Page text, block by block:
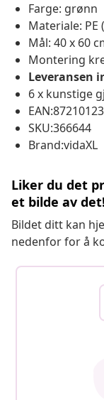
Farge: grønn
Materiale: PE
Mål: 40 x 60
Montering
Leveransen
6 x kunstige
SKU:366644
Brand:vidaXL
Liker du det
et bilde av det!
Bildet ditt kan
nedenfor for å